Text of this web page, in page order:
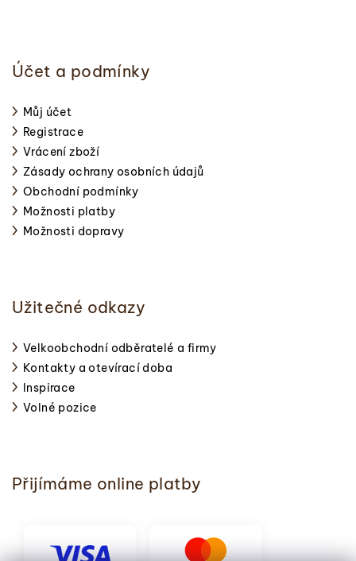
Účet a podmínky
Můj účet
Registrace
Vrácení zboží
Zásady ochrany osobních údajů
Obchodní podmínky
Možnosti platby
Možnosti dopravy
Užitečné odkazy
Velkoobchodní odběratelé a firmy
Kontakty a otevírací doba
Inspirace
Volné pozice
Přijímáme online platby